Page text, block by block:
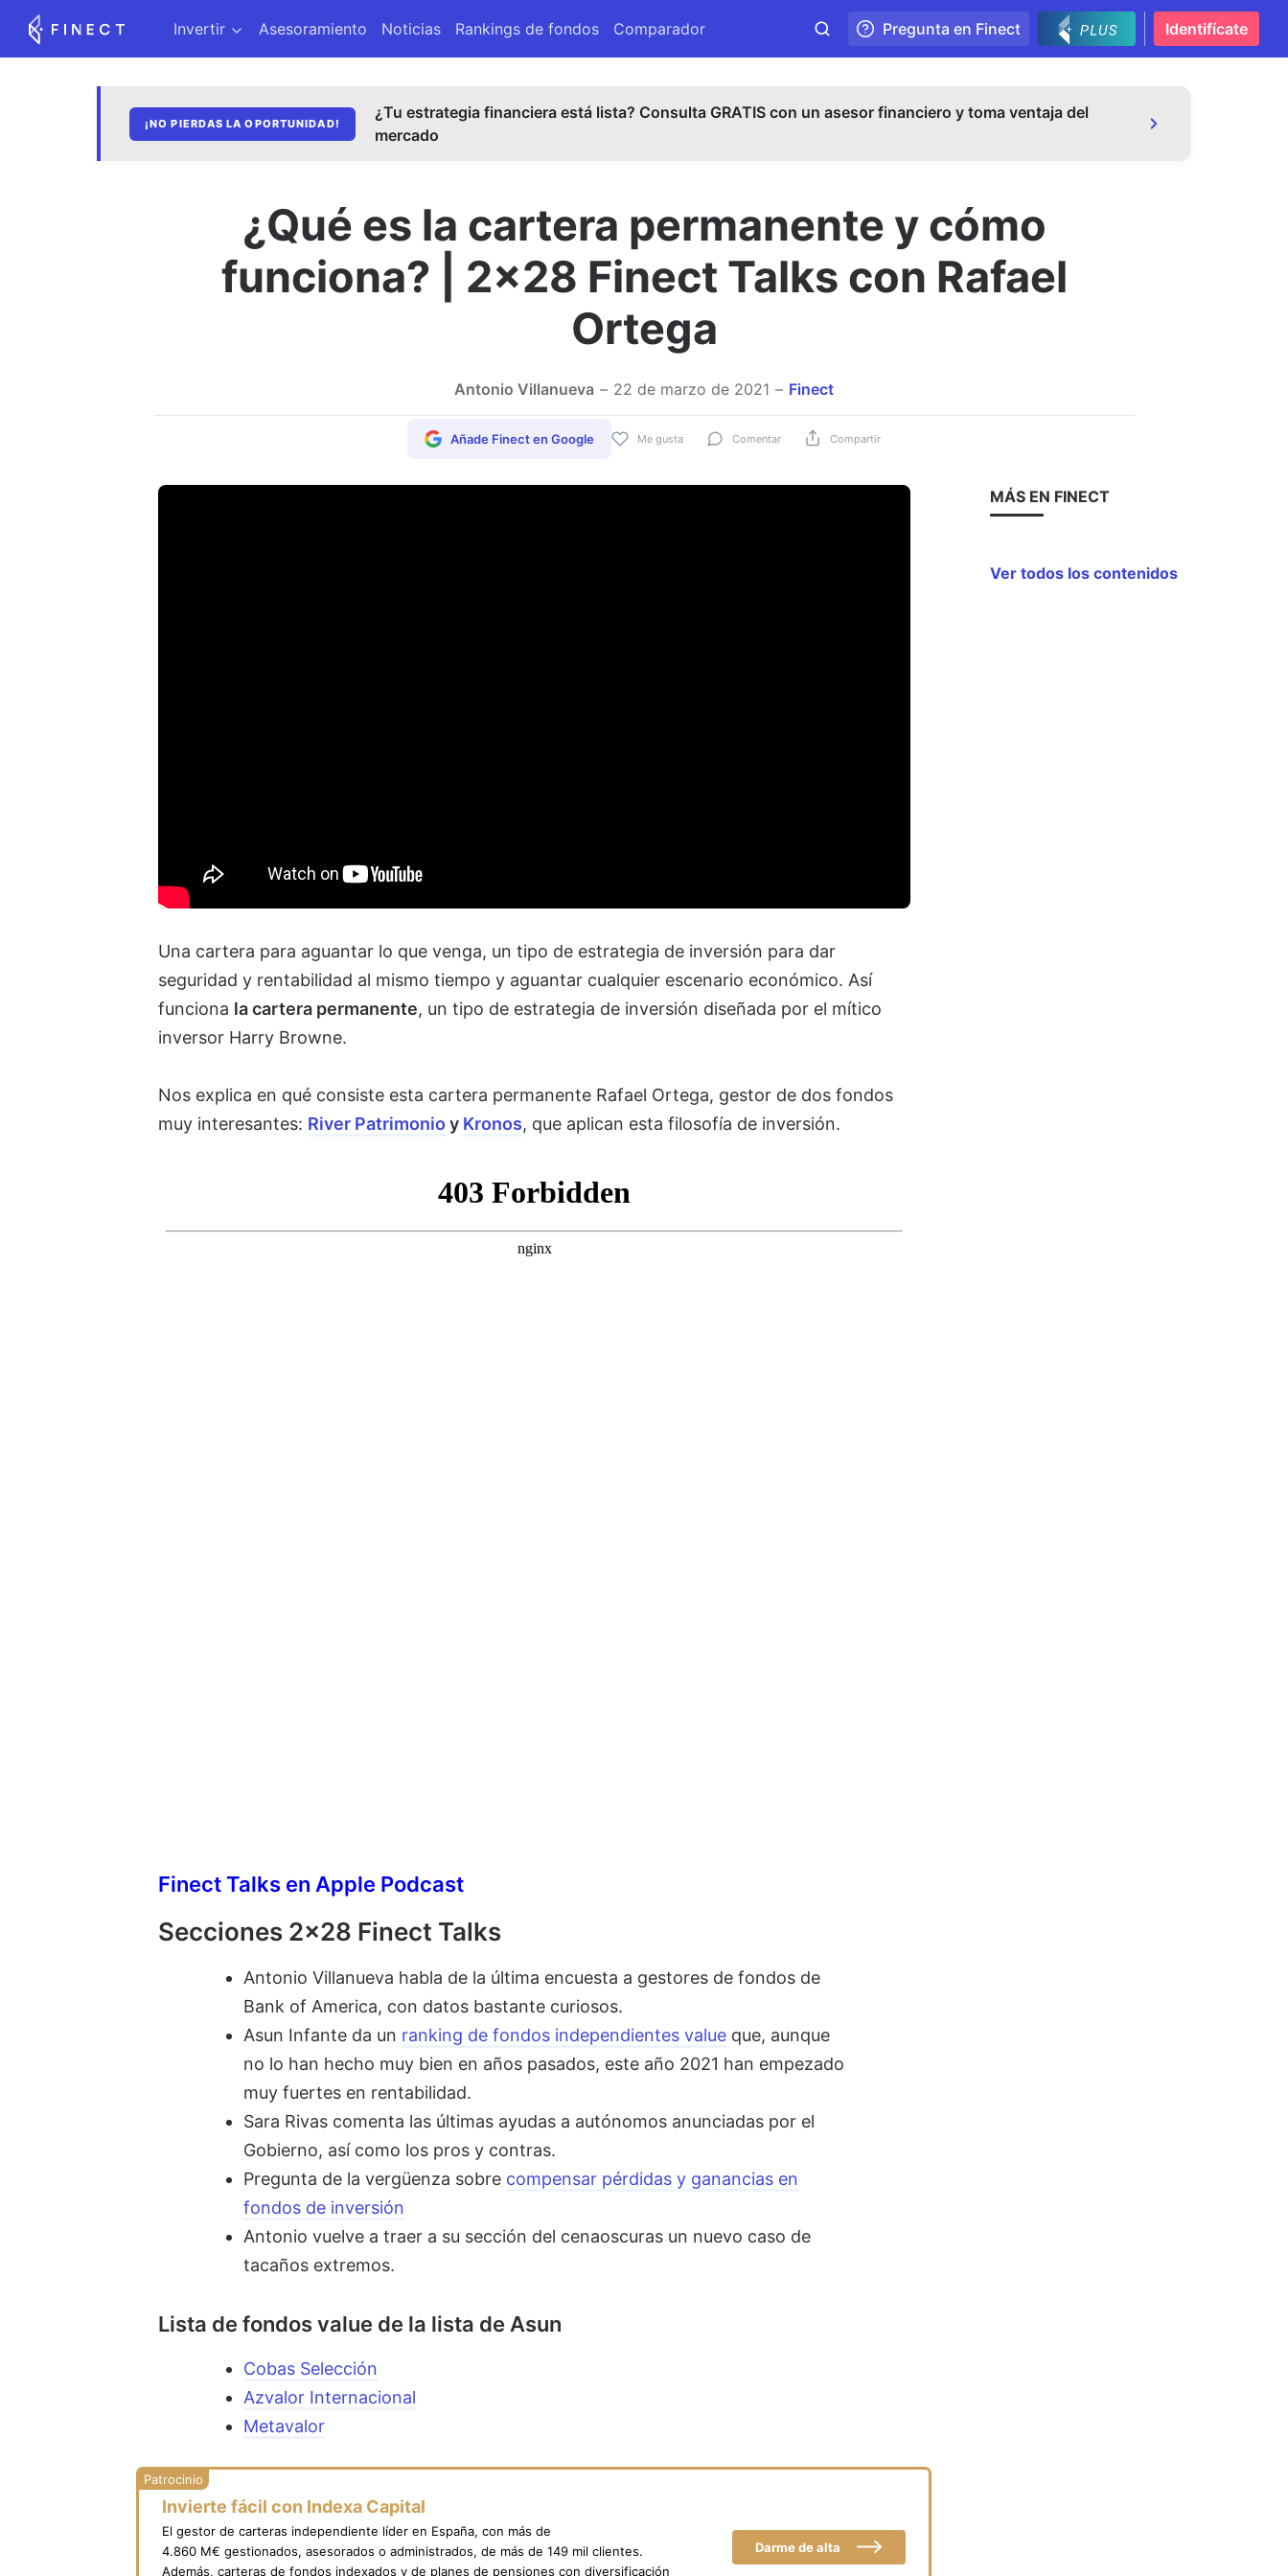
Invertir Asesoramiento Noticias Rankings de fondos Comparador Pregunta en Finect Identifícate
¡NO PIERDAS LA OPORTUNIDAD!
¿Tu estrategia financiera está lista? Consulta GRATIS con un asesor financiero y toma ventaja del
mercado
¿Qué es la cartera permanente y cómo
funciona? | 2x28 Finect Talks con Rafael
Ortega
Antonio Villanueva 22 de marzo de 2021 Finect
Me gusta Comentar Compartir
Añade Finect en Google
Una cartera para aguantar lo que venga, un tipo de estrategia de inversión para dar
seguridad y rentabilidad al mismo tiempo y aguantar cualquier escenario económico. Así
funciona la cartera permanente, un tipo de estrategia de inversión diseñada por el mítico
inversor Harry Browne.
Nos explica en qué consiste esta cartera permanente Rafael Ortega, gestor de dos fondos
muy interesantes: River Patrimonio y Kronos, que aplican esta filosofía de inversión.
Finect Talks en Apple Podcast
Secciones 2x28 Finect Talks
Antonio Villanueva habla de la última encuesta a gestores de fondos de
Bank of America, con datos bastante curiosos.
Asun Infante da un ranking de fondos independientes value que, aunque
no lo han hecho muy bien en años pasados, este año 2021 han empezado
muy fuertes en rentabilidad.
Sara Rivas comenta las últimas ayudas a autónomos anunciadas por el
Gobierno, así como los pros y contras.
Pregunta de la vergüenza sobre compensar pérdidas y ganancias en
fondos de inversión
Antonio vuelve a traer a su sección del cenaoscuras un nuevo caso de
tacaños extremos.
Lista de fondos value de la lista de Asun
Cobas Selección
Azvalor Internacional
Metavalor
Invierte fácil con Indexa Capital
El gestor de carteras independiente líder en España, con más de
4.860 M€ gestionados, asesorados o administrados, de más de 149 mil clientes.
Además, carteras de fondos indexados y de planes de pensiones con diversificación
Darme de alta
MÁS EN FINECT
Ver todos los contenidos